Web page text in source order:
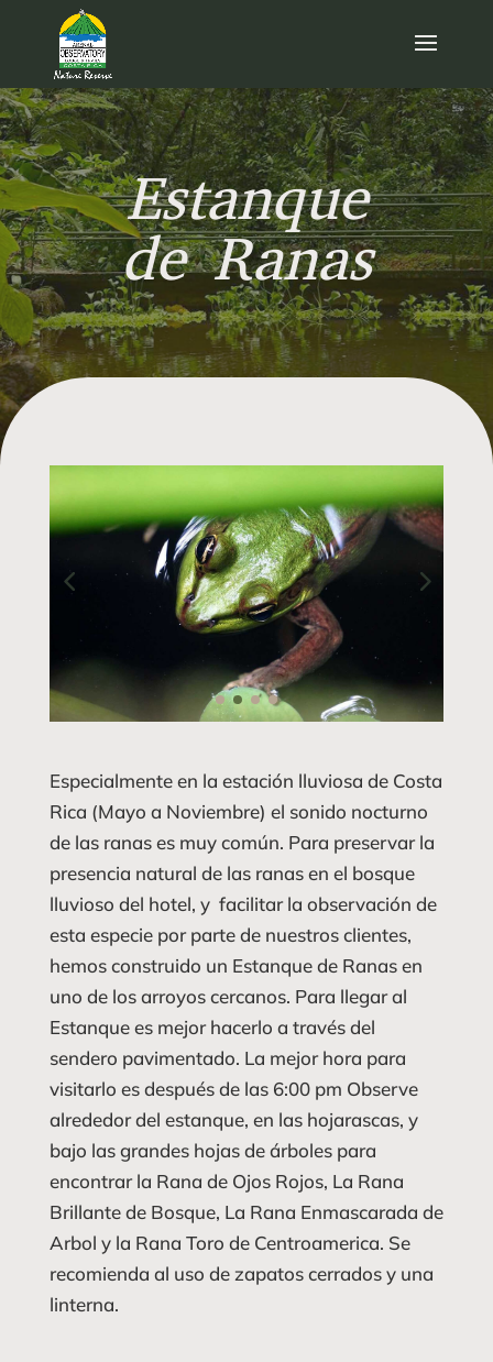
Estanque
de Ranas
Especialmente en la estación lluviosa de Costa
Rica (Mayo a Noviembre) el sonido nocturno
de las ranas es muy común. Para preservar la
presencia natural de las ranas en el bosque
lluvioso del hotel, y facilitar la observación de
esta especie por parte de nuestros clientes,
hemos construido un Estanque de Ranas en
uno de los arroyos cercanos. Para llegar al
Estanque es mejor hacerlo a través del
sendero pavimentado. La mejor hora para
visitarlo es después de las 6:00 pm Observe
alrededor del estanque, en las hojarascas, y
bajo las grandes hojas de árboles para
encontrar la Rana de Ojos Rojos, La Rana
Brillante de Bosque, La Rana Enmascarada de
Arbol y la Rana Toro de Centroamerica. Se
recomienda al uso de zapatos cerrados y una
linterna.